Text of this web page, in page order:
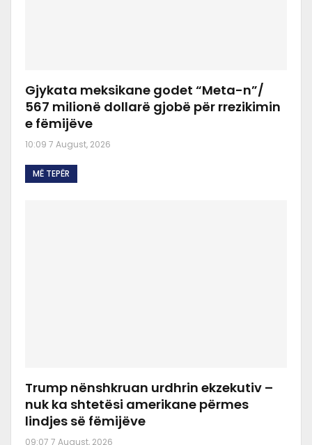
Gjykata meksikane godet “Meta-n”/
567 milionë dollarë gjobë për rrezikimin
e fëmijëve
10:09 7 August, 2026
MË TEPËR
Trump nënshkruan urdhrin ekzekutiv –
nuk ka shtetësi amerikane përmes
lindjes së fëmijëve
09:07 7 August, 2026